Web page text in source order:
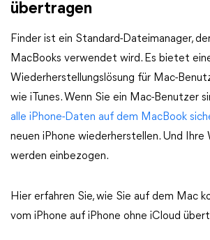
übertragen
Finder ist ein Standard-Dateimanager,
MacBooks verwendet wird. Es bietet
Wiederherstellungslösung für Mac-
wie iTunes. Wenn Sie ein Mac-Benutzer
alle iPhone-Daten auf dem MacBook
neuen iPhone wiederherstellen. Und
werden einbezogen.
Hier erfahren Sie, wie Sie auf dem Mac
vom iPhone auf iPhone ohne iCloud